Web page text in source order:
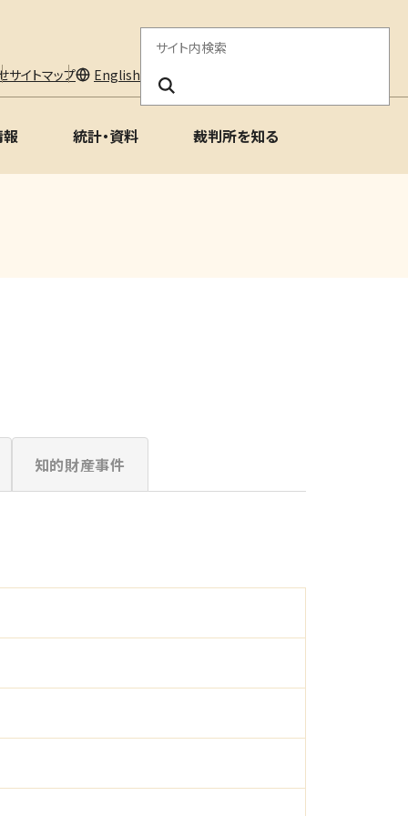
サイトマップ English
サ
イ
ト
検
統計・資料 裁判所を知る
知的財産事件